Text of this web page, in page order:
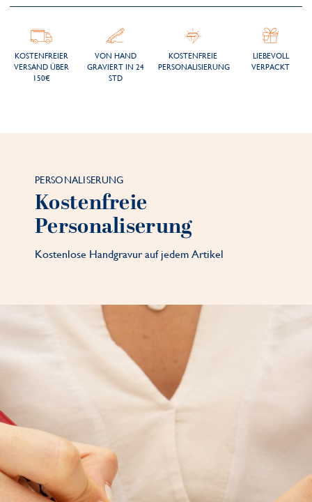
KOSTENFREIER
VERSAND ÜBER
150€
VON HAND
GRAVIERT IN 24
STD
KOSTENFREIE
PERSONALISIERUNG
LIEBEVOLL
VERPACKT
PERSONALISERUNG
Kostenfreie
Personaliserung
Kostenlose Handgravur auf jedem Artikel